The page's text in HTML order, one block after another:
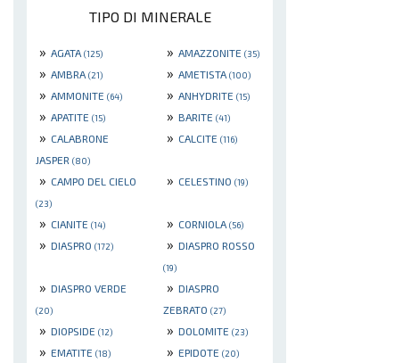
TIPO DI MINERALE
» AGATA (125) » AMAZZONITE (35)
» AMBRA (21) » AMETISTA (100)
» AMMONITE (64) » ANHYDRITE (15)
» APATITE (15) » BARITE (41)
» CALABRONE
JASPER (80)
» CALCITE (116)
» CAMPO DEL CIELO
(23)
» CELESTINO (19)
» CIANITE (14) » CORNIOLA (56)
» DIASPRO (172) » DIASPRO ROSSO
(19)
» DIASPRO VERDE
(20)
» DIASPRO
ZEBRATO (27)
» DIOPSIDE (12) » DOLOMITE (23)
» EMATITE (18) » EPIDOTE (20)